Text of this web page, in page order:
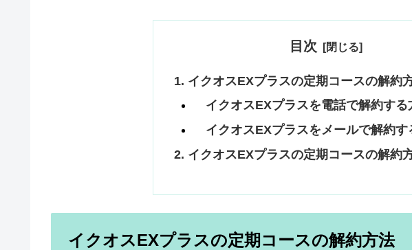
目次
イクオスEXプラスの定期コースの解約
イクオスEXプラスを電話で解約する
イクオスEXプラスをメールで解約す
イクオスEXプラスの定期コースの解約
イクオスEXプラスの定期コースの解約方法